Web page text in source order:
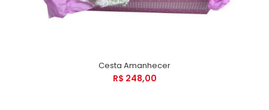
Cesta Amanhecer
R$ 248,00